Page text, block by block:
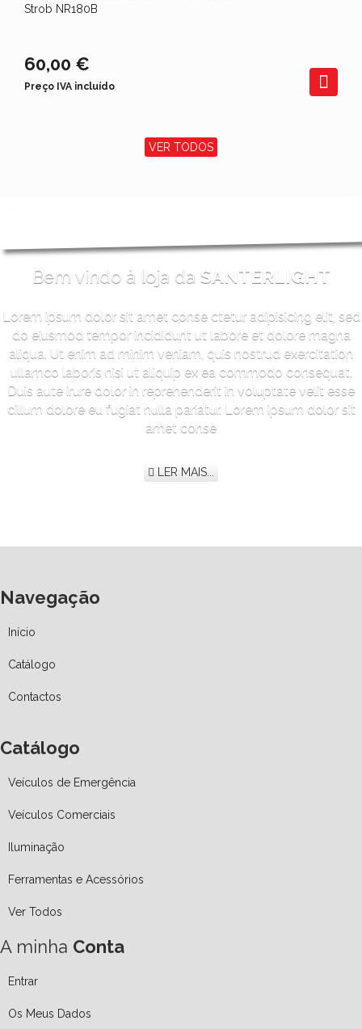
Strob NR180B
60,00 €
Preço IVA incluído
VER TODOS
Bem vindo à loja da SANTERLIGHT
Lorem ipsum dolor sit amet conse ctetur adipisicing elit, sed
do eiusmod tempor incididunt ut labore et dolore magna
aliqua. Ut enim ad minim veniam, quis nostrud exercitation
ullamco laboris nisi ut aliquip ex ea commodo consequat.
Duis aute irure dolor in reprehenderit in voluptate velit esse
cillum dolore eu fugiat nulla pariatur. Lorem ipsum dolor sit
amet conse
LER MAIS...
Navegação
Início
Catálogo
Contactos
Catálogo
Veículos de Emergência
Veículos Comerciais
Iluminação
Ferramentas e Acessórios
Ver Todos
A minha Conta
Entrar
Os Meus Dados